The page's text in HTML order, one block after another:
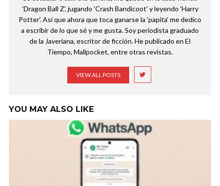
'Dragon Ball Z', jugando 'Crash Bandicoot' y leyendo 'Harry
Potter'. Así que ahora que toca ganarse la 'papita' me dedico
a escribir de lo que sé y me gusta. Soy periodista graduado
de la Javeriana, escritor de ficción. He publicado en El
Tiempo, Mallpocket, entre otras revistas.
VIEW ALL POSTS
YOU MAY ALSO LIKE